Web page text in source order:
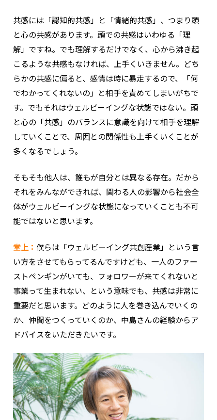
共感には「認知的共感」と「情緒的共感」、つまり頭
と心の共感があります。頭での共感はいわゆる「理
解」ですね。でも理解するだけでなく、心から沸き起
こるような共感もなければ、上手くいきません。どち
らかの共感に偏ると、感情は時に暴走するので、「何
でわかってくれないの」と相手を責めてしまいがちで
す。でもそれはウェルビーイングな状態ではない。頭
と心の「共感」のバランスに意識を向けて相手を理解
していくことで、周囲との関係性も上手くいくことが
多くなるでしょう。
そもそも他人は、誰もが自分とは異なる存在。だから
それをみんなができれば、関わる人の影響から社会全
体がウェルビーイングな状態になっていくことも不可
能ではないと思います。
堂上： 僕らは「ウェルビーイング共創産業」という言
い方をさせてもらってるんですけども、一人のファー
ストペンギンがいても、フォロワーが来てくれないと
事業って生まれない、という意味でも、共感は非常に
重要だと思います。どのように人を巻き込んでいくの
か、仲間をつくっていくのか、中島さんの経験からア
ドバイスをいただきたいです。